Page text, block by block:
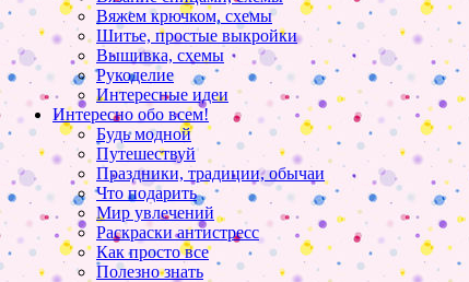
Вяжем крючком, схемы
Шитье, простые выкройки
Вышивка, схемы
Рукоделие
Интересные идеи
Интересно обо всем!
Будь модной
Путешествуй
Праздники, традиции, обычаи
Что подарить
Мир увлечений
Раскраски антистресс
Как просто все
Полезно знать